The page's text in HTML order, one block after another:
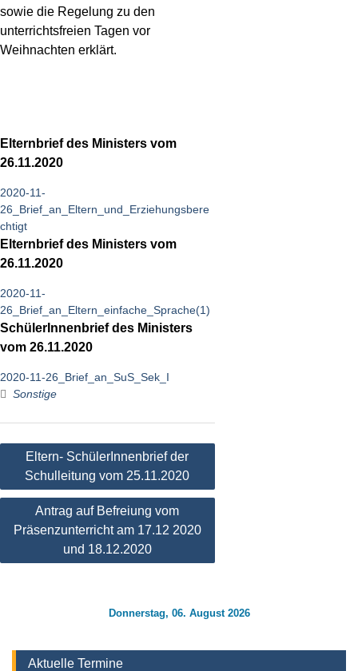
sowie die Regelung zu den
unterrichtsfreien Tagen vor
Weihnachten erklärt.
Elternbrief des Ministers vom
26.11.2020
2020-11-
26_Brief_an_Eltern_und_Erziehungsbere
chtigt
Elternbrief des Ministers vom
26.11.2020
2020-11-
26_Brief_an_Eltern_einfache_Sprache(1)
SchülerInnenbrief des Ministers
vom 26.11.2020
2020-11-26_Brief_an_SuS_Sek_I
Sonstige
Beitragsnavigation
Eltern- SchülerInnenbrief der
Schulleitung vom 25.11.2020
Antrag auf Befreiung vom
Präsenzunterricht am 17.12 2020
und 18.12.2020
Donnerstag, 06. August 2026
Aktuelle Termine